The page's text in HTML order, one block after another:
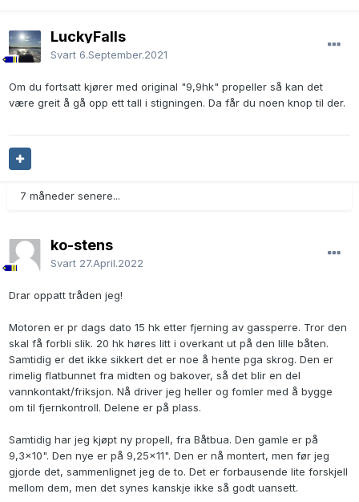
LuckyFalls
Svart 6.September.2021
Om du fortsatt kjører med original "9,9hk" propeller så kan det
være greit å gå opp ett tall i stigningen. Da får du noen knop til der.
7 måneder senere...
ko-stens
Svart 27.April.2022
Drar oppatt tråden jeg!
Motoren er pr dags dato 15 hk etter fjerning av gassperre. Tror den
skal få forbli slik. 20 hk høres litt i overkant ut på den lille båten.
Samtidig er det ikke sikkert det er noe å hente pga skrog. Den er
rimelig flatbunnet fra midten og bakover, så det blir en del
vannkontakt/friksjon. Nå driver jeg heller og fomler med å bygge
om til fjernkontroll. Delene er på plass.
Samtidig har jeg kjøpt ny propell, fra Båtbua. Den gamle er på
9,3x10". Den nye er på 9,25x11". Den er nå montert, men før jeg
gjorde det, sammenlignet jeg de to. Det er forbausende lite forskjell
mellom dem, men det synes kanskje ikke så godt uansett.